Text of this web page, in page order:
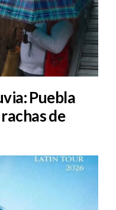
Puebla
de